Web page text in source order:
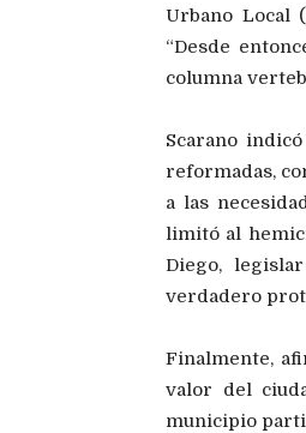
Urbano Local
“Desde
columna
Scarano
reformadas,
a las
limitó al
Diego,
verdadero
Finalmente,
valor del
municipio